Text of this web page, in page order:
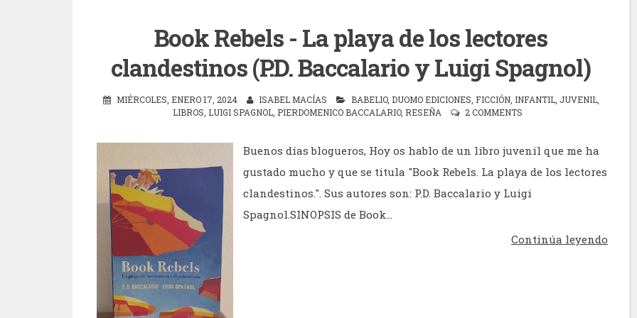
Book Rebels - La playa de los lectores
clandestinos (P.D. Baccalario y Luigi Spagnol)
MIÉRCOLES, ENERO 17, 2024 ISABEL MACÍAS BABELIO, DUOMO EDICIONES FICCIÓN, INFANTIL, JUVENIL,
LIBROS LUIGI SPAGNOL, PIERDOMENICO BACCALARIO, RESEÑA 2 COMMENTS
Buenos días blogueros, Hoy os hablo de un libro juvenil que me ha
gustado mucho y que se titula "Book Rebels. La playa de los lectores
clandestinos.". Sus autores son: P.D. Baccalario y Luigi
Spagnol.SINOPSIS de Book...
Continúa leyendo